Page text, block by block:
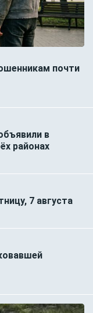
почти
в
районах
7 августа